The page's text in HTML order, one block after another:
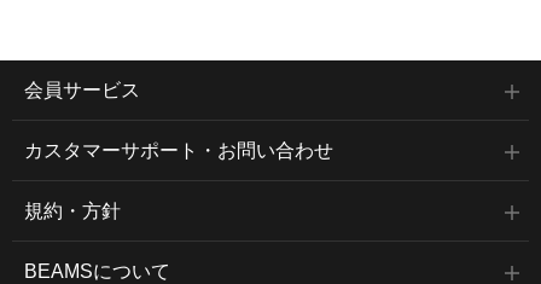
会員サービス
カスタマーサポート・お問い合わせ
規約・方針
BEAMSについて